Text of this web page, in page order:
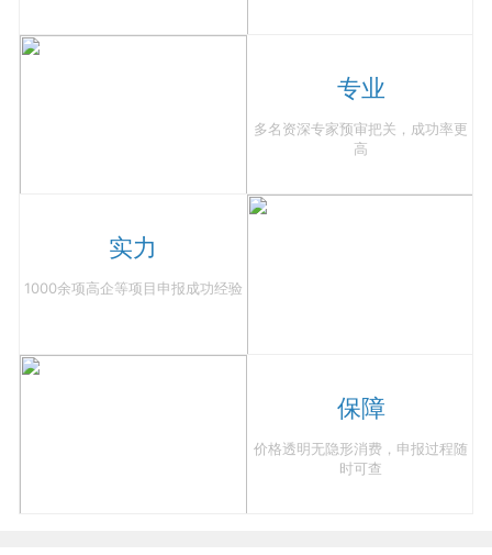
专业
多名资深专家预审把关，成功率更
高
实力
1000余项高企等项目申报成功经验
保障
价格透明无隐形消费，申报过程随
时可查